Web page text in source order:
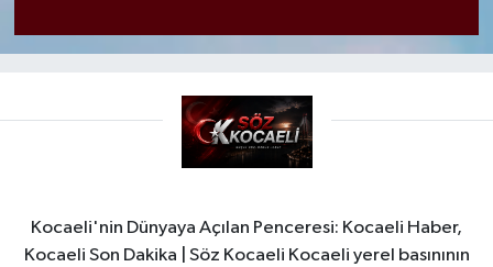
Kocaeli'nin Dünyaya Açılan Penceresi: Kocaeli Haber,
Kocaeli Son Dakika | Söz Kocaeli Kocaeli yerel basınının